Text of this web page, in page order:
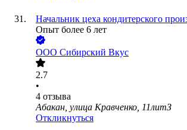
Начальник цеха кондитерского
Опыт более 6 лет
ООО Сибирский Вкус
2.7
•
4 отзыва
Абакан, улица Кравченко, 11литЗ
Откликнуться